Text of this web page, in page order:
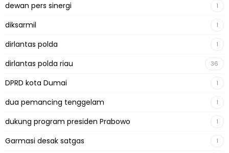
dewan pers sinergi 1
diksarmil 1
dirlantas polda 1
dirlantas polda riau 36
DPRD kota Dumai 1
dua pemancing tenggelam 1
dukung program presiden Prabowo 1
Garmasi desak satgas 1